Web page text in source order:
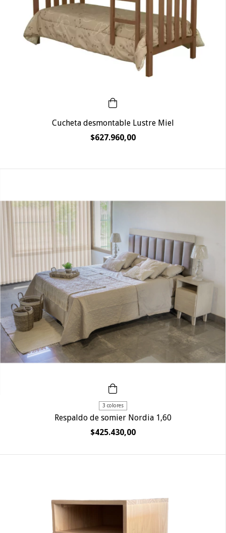
Cucheta desmontable Lustre Miel
$627.960,00
3 colores
Respaldo de somier Nordia 1,60
$425.430,00